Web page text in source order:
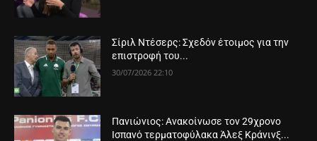
Σίριλ Ντέσερς: Σχεδόν έτοιμος για την
επιστροφή του...
30/07/2026 22:10
Πανιώνιος: Ανακοίνωσε τον 29χρονο
Ισπανό τερματοφύλακα Άλεξ Κράνινξ...